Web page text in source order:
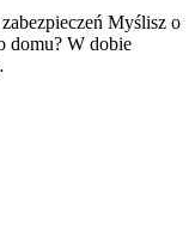
Myślisz o
domu? W dobie